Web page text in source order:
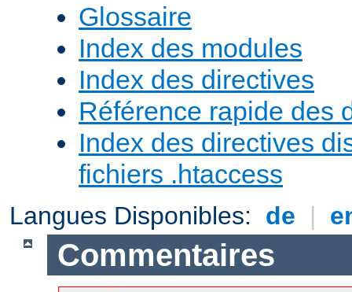
Glossaire
Index des modules
Index des directives
Référence rapide des
Index des directives
fichiers .htaccess
Langues Disponibles: de |
Commentaires